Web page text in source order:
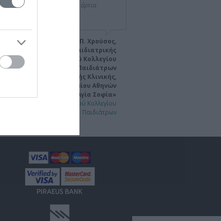
συμβολή σας στην άρτια
Γεώργιος Π. Χρούσος,
Καθηγητής Παιδιατρικής
Πρόεδρος Ελληνικού Κολλεγίου
Παιδιάτρων
Διευθυντής Α ́ Παιδιατρικής Κλινικής,
Σχολή Πανεπιστημίου Αθηνών
Νοσοκομείο Παίδων «Η Αγία Σοφία»
Συνέδριο Ελληνικού Κολλεγίου
Παιδιάτρων